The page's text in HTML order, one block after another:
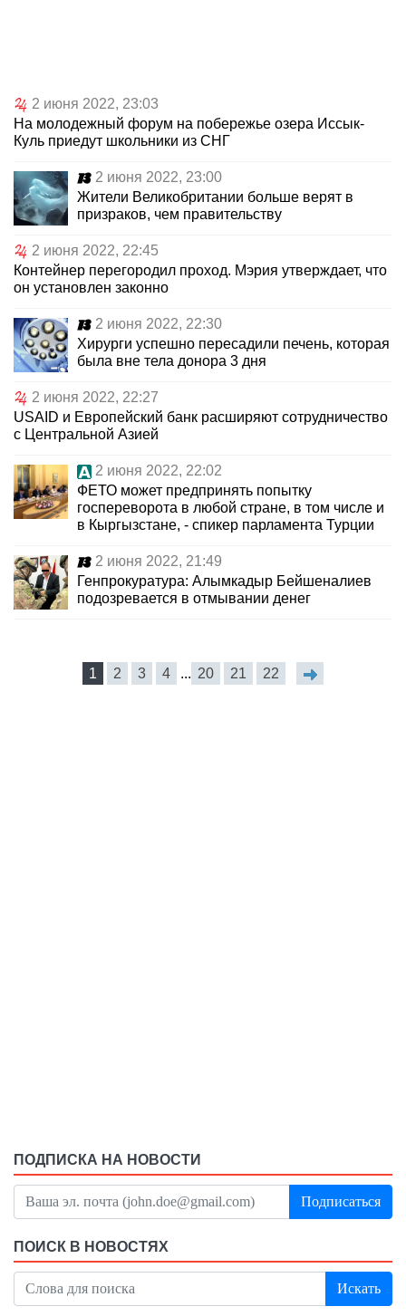
2 июня 2022, 23:03
На молодежный форум на побережье озера Иссык-
Куль приедут школьники из СНГ
2 июня 2022, 23:00
Жители Великобритании больше верят в
призраков, чем правительству
2 июня 2022, 22:45
Контейнер перегородил проход. Мэрия утверждает, что
он установлен законно
2 июня 2022, 22:30
Хирурги успешно пересадили печень, которая
была вне тела донора 3 дня
2 июня 2022, 22:27
USAID и Европейский банк расширяют сотрудничество
с Центральной Азией
2 июня 2022, 22:02
ФЕТО может предпринять попытку
госпереворота в любой стране, в том числе и
в Кыргызстане, - спикер парламента Турции
2 июня 2022, 21:49
Генпрокуратура: Алымкадыр Бейшеналиев
подозревается в отмывании денег
1 2 3 4 ... 20 21 22
ПОДПИСКА НА НОВОСТИ
Подписаться
ПОИСК В НОВОСТЯХ
Искать